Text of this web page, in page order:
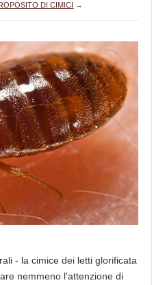
DI CIMICI →
- la cimice dei letti glorificata
nemmeno l'attenzione di